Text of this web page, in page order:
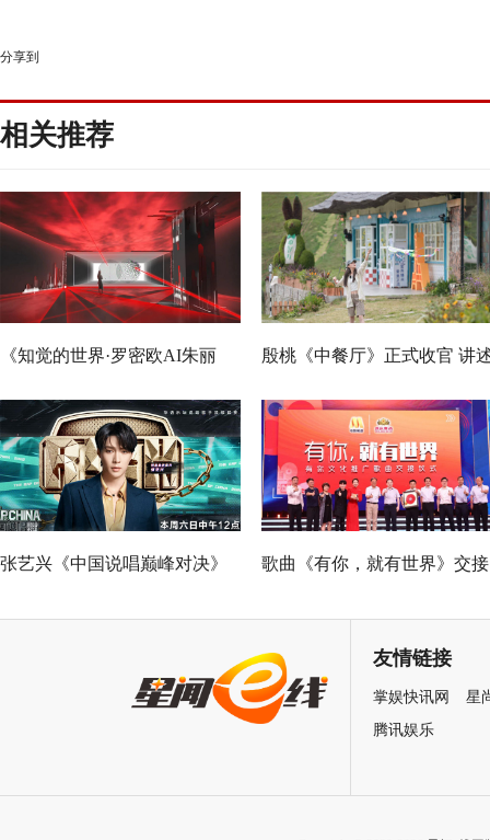
分享到
相关推荐
《知觉的世界·罗密欧AI朱丽
叶》早鸟票正式开售 解锁沉浸
式当代艺术大展全新玩法
殷桃《中餐厅》正式收官 讲
节目录制过程的爱与温暖
张艺兴《中国说唱巅峰对决》 歌曲《有你，就有世界》交接
燕京啤酒有你文化友情链接
掌娱快讯网
星
腾讯娱乐